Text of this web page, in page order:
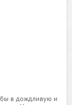
в дождливую и